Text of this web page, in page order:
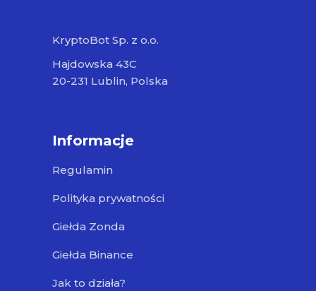
KryptoBot Sp. z o.o.
Hajdowska 43C
20-231 Lublin, Polska
Informacje
Regulamin
Polityka prywatności
Giełda Zonda
Giełda Binance
Jak to działa?